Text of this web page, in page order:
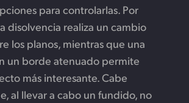
para controlarlas. Por
disolvencia realiza un cambio
los planos, mientras que una
un borde atenuado permite
más interesante. Cabe
al llevar a cabo un fundido, no